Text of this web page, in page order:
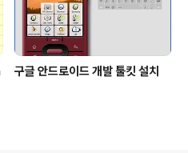
구글 안드로이드 개발 툴킷 설치